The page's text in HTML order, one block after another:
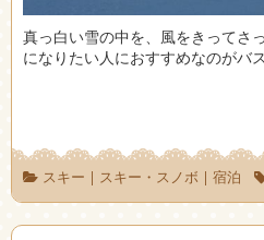
真っ白い雪の中を、風をきってさ
になりたい人におすすめなのがバ
スキー | スキー・スノボ | 宿泊